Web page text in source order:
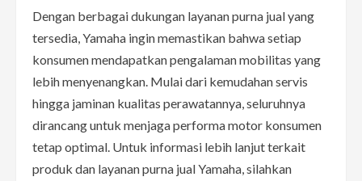
Dengan berbagai dukungan layanan purna jual yang
tersedia, Yamaha ingin memastikan bahwa setiap
konsumen mendapatkan pengalaman mobilitas yang
lebih menyenangkan. Mulai dari kemudahan servis
hingga jaminan kualitas perawatannya, seluruhnya
dirancang untuk menjaga performa motor konsumen
tetap optimal. Untuk informasi lebih lanjut terkait
produk dan layanan purna jual Yamaha, silahkan